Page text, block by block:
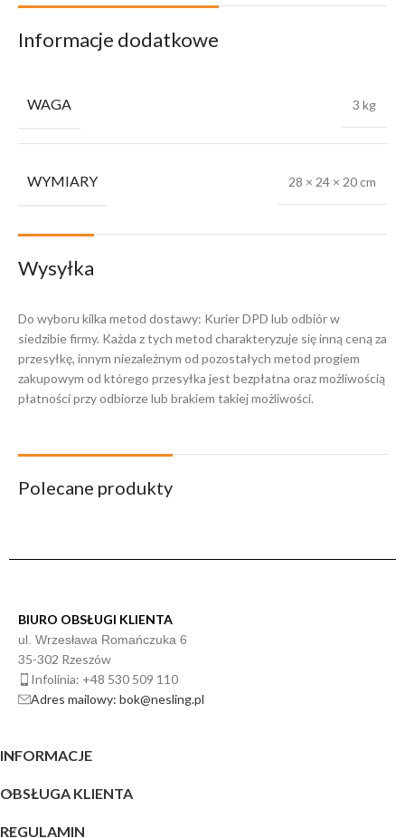
Informacje dodatkowe
WAGA 3 kg
WYMIARY 28 × 24 × 20 cm
Wysyłka
Do wyboru kilka metod dostawy: Kurier DPD lub odbiór w
siedzibie firmy. Każda z tych metod charakteryzuje się inną ceną za
przesyłkę, innym niezależnym od pozostałych metod progiem
zakupowym od którego przesyłka jest bezpłatna oraz możliwością
płatności przy odbiorze lub brakiem takiej możliwości.
Polecane produkty
BIURO OBSŁUGI KLIENTA
ul. Wrzesława Romańczuka 6
35-302 Rzeszów
Infolinia: +48 530 509 110
Adres mailowy: bok@nesling.pl
INFORMACJE
OBSŁUGA KLIENTA
REGULAMIN